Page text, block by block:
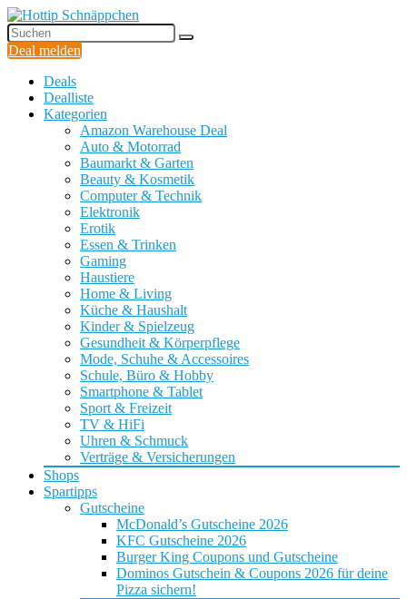
Deal melden
Deals
Dealliste
Kategorien
Amazon Warehouse Deal
Auto & Motorrad
Baumarkt & Garten
Beauty & Kosmetik
Computer & Technik
Elektronik
Erotik
Essen & Trinken
Gaming
Haustiere
Home & Living
Küche & Haushalt
Kinder & Spielzeug
Gesundheit & Körperpflege
Mode, Schuhe & Accessoires
Schule, Büro & Hobby
Smartphone & Tablet
Sport & Freizeit
TV & HiFi
Uhren & Schmuck
Verträge & Versicherungen
Shops
Spartipps
Gutscheine
McDonald’s Gutscheine 2026
KFC Gutscheine 2026
Burger King Coupons und Gutscheine
Dominos Gutschein & Coupons 2026 für deine
Pizza sichern!